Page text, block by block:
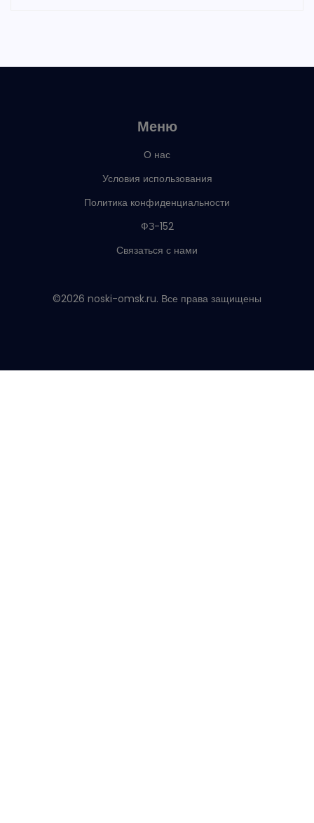
Меню
О нас
Условия использования
Политика конфиденциальности
ФЗ-152
Связаться с нами
©2026 noski-omsk.ru. Все права защищены